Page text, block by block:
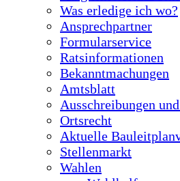
Was erledige ich wo?
Ansprechpartner
Formularservice
Ratsinformationen
Bekanntmachungen
Amtsblatt
Ausschreibungen
Ortsrecht
Aktuelle
Stellenmarkt
Wahlen